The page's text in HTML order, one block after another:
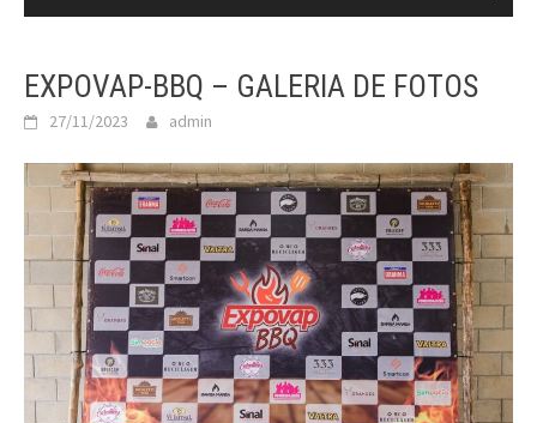
EXPOVAP-BBQ – GALERIA DE FOTOS
27/11/2023 admin